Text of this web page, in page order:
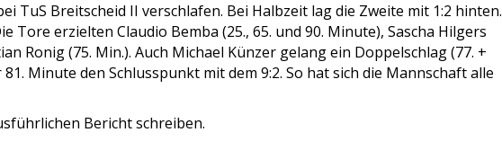
TuS Breitscheid II verschlafen. Bei Halbzeit lag die Zweite mit 1:2 hinten.
Tore erzielten Claudio Bemba (25., 65. und 90. Minute), Sascha Hilgers
Ronig (75. Min.). Auch Michael Künzer gelang ein Doppelschlag (77. +
Minute den Schlusspunkt mit dem 9:2. So hat sich die Mannschaft alle
Bericht schreiben.